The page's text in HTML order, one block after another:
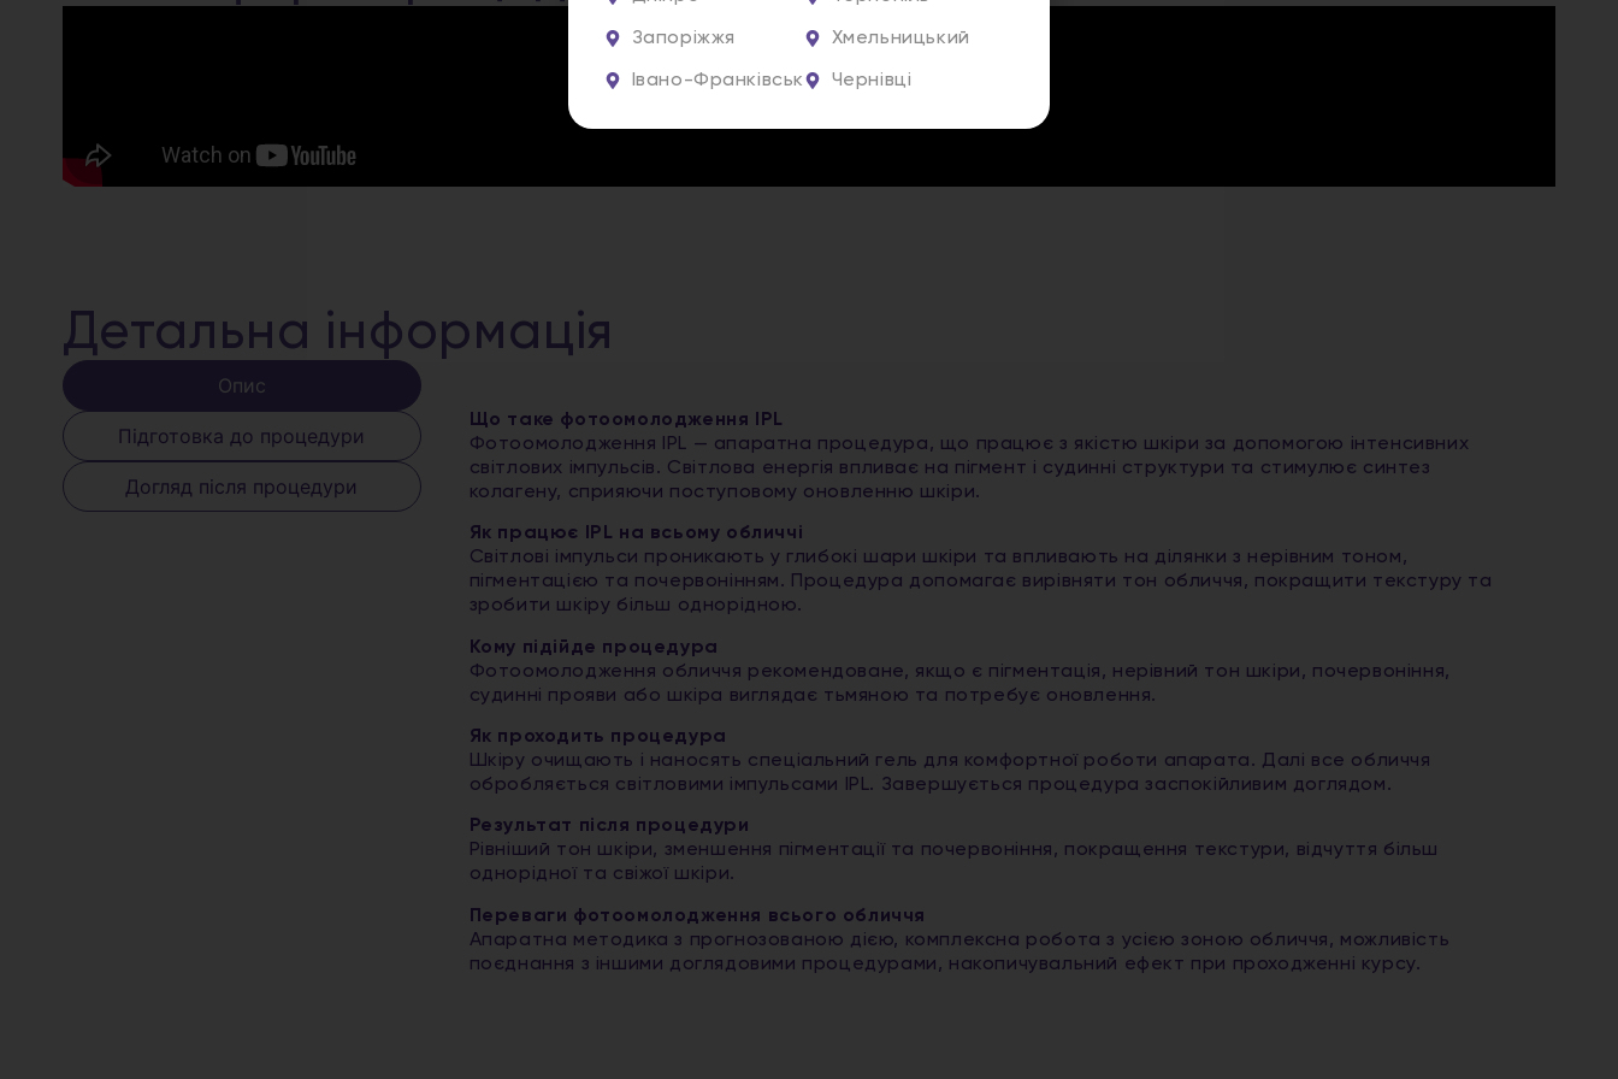
Детальна інформація
Опис
Підготовка до процедури
Догляд після процедури
Що таке фотоомолодження IPL
Фотоомолодження IPL — апаратна процедура, що працює з якістю шкіри за допомогою інтенсивних
світлових імпульсів. Світлова енергія впливає на пігмент і судинні структури та стимулює синтез
колагену, сприяючи поступовому оновленню шкіри.
Як працює IPL на всьому обличчі
Світлові імпульси проникають у глибокі шари шкіри та впливають на ділянки з нерівним тоном,
пігментацією та почервонінням. Процедура допомагає вирівняти тон обличчя, покращити текстуру та
зробити шкіру більш однорідною.
Кому підійде процедура
Фотоомолодження обличчя рекомендоване, якщо є пігментація, нерівний тон шкіри, почервоніння,
судинні прояви або шкіра виглядає тьмяною та потребує оновлення.
Як проходить процедура
Шкіру очищають і наносять спеціальний гель для комфортної роботи апарата. Далі все обличчя
обробляється світловими імпульсами IPL. Завершується процедура заспокійливим доглядом.
Результат після процедури
Рівніший тон шкіри, зменшення пігментації та почервоніння, покращення текстури, відчуття більш
однорідної та свіжої шкіри.
Переваги фотоомолодження всього обличчя
Апаратна методика з прогнозованою дією, комплексна робота з усією зоною обличчя, можливість
поєднання з іншими доглядовими процедурами, накопичувальний ефект при проходженні курсу.
Запоріжжя
Івано-Франківськ
Хмельницький
Чернівці